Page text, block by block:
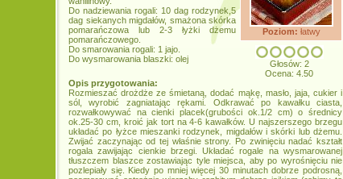
Poziom: łatwy
Głosów: 2
Ocena: 4.50
Do nadziewania rogali: 10 dag rodzynek,5
dag siekanych migdałów, smażona skórka
pomarańczowa lub 2-3 łyżki dżemu
pomarańczowego.
Do smarowania rogali: 1 jajo.
Do wysmarowania blaszki: olej
Opis przygotowania:
Rozmieszać drożdże ze śmietaną, dodać mąkę, masło, jaja, cukier i
sól, wyrobić zagniatając rękami. Odkrawać po kawałku ciasta,
rozwałkowywać na cienki placek(grubości ok.1/2 cm) o średnicy
ok.25-30 cm, kroić jak tort na 4-6 kawałków. U najszerszego brzegu
układać po łyżce mieszanki rodzynek, migdałów i skórki lub dżemu.
Zwijać zaczynając od tej właśnie strony. Po zwinięciu nadać kształt
rogala zawijając cienkie brzegi. Układać rogale na wysmarowanej
tłuszczem blaszce zostawiając tyle miejsca, aby po wyrośnięciu nie
pozlepiały się. Kiedy po mniej więcej 30 minutach dobrze podrosną,